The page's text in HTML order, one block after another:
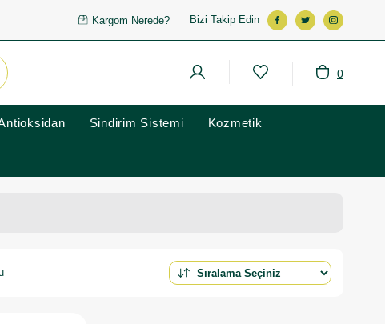
Kargom Nerede? Bizi Takip Edin
0
Sindirim Sistemi Kozmetik